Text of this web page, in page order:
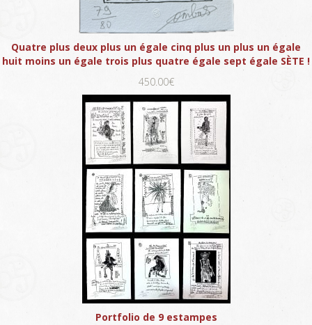
Quatre plus deux plus un égale cinq plus un plus un égale
huit moins un égale trois plus quatre égale sept égale SÈTE !
450.00€
Portfolio de 9 estampes